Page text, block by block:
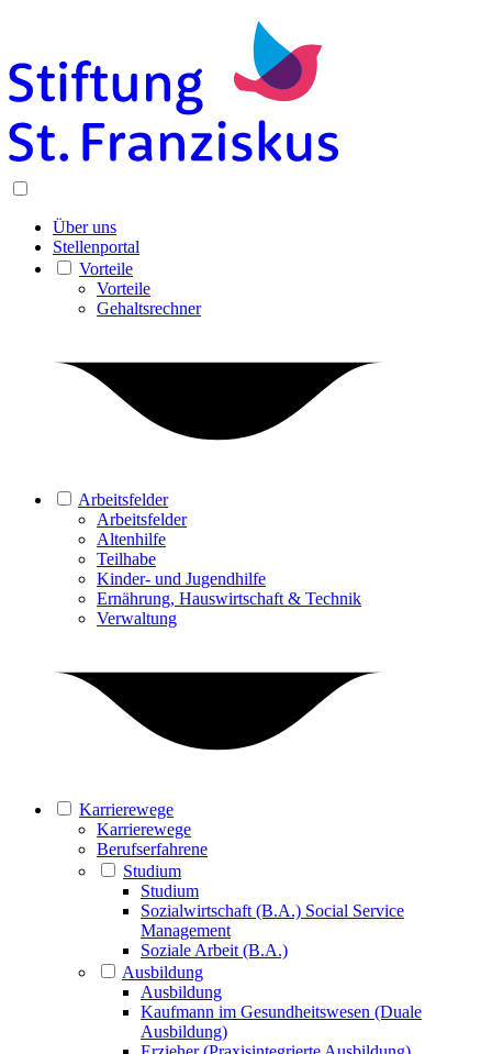
Über uns
Stellenportal
Vorteile
Vorteile
Gehaltsrechner
Arbeitsfelder
Arbeitsfelder
Altenhilfe
Teilhabe
Kinder- und Jugendhilfe
Ernährung, Hauswirtschaft & Technik
Verwaltung
Karrierewege
Karrierewege
Berufserfahrene
Studium
Studium
Sozialwirtschaft (B.A.) Social Service
Management
Soziale Arbeit (B.A.)
Ausbildung
Ausbildung
Kaufmann im Gesundheitswesen (Duale
Ausbildung)